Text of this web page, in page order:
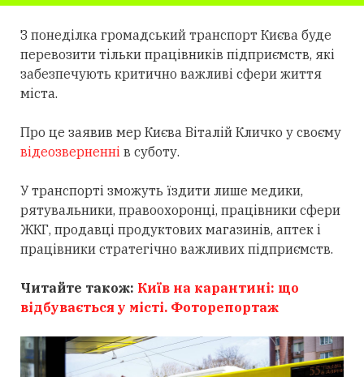
З понеділка громадський транспорт Києва буде
перевозити тільки працівників підприємств, які
забезпечують критично важливі сфери життя
міста.
Про це заявив мер Києва Віталій Кличко у своєму
відеозверненні в суботу.
У транспорті зможуть їздити лише медики,
рятувальники, правоохоронці, працівники сфери
ЖКГ, продавці продуктових магазинів, аптек і
працівники стратегічно важливих підприємств.
Читайте також: Київ на карантині: що
відбувається у місті. Фоторепортаж